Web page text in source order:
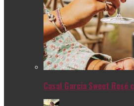
Casal Garcia Sweet Rosé